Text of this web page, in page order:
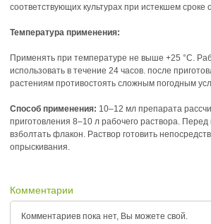
соответствующих культурах при истекшем сроке
Температура применения:
Применять при температуре не выше +25 °С.
использовать в течение 24 часов. после
растениям противостоять сложным погодным
Способ применения: 10–12 мл препарата
приготовления 8–10 л рабочего раствора.
взболтать флакон. Раствор готовить
опрыскивания.
Комментарии
Комментариев пока нет, Вы можете свой.